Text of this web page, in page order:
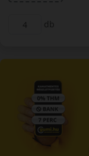
db